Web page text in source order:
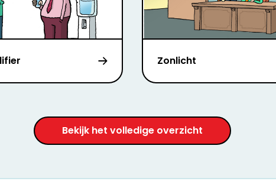
Zonlicht
Bekijk het volledige overzicht